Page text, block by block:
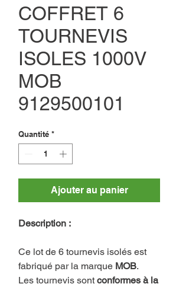
COFFRET 6
TOURNEVIS
ISOLES 1000V
MOB
9129500101
Quantité *
Ajouter au panier
Description :
Ce lot de 6 tournevis isolés est
fabriqué par la marque MOB.
Les tournevis sont conformes à la